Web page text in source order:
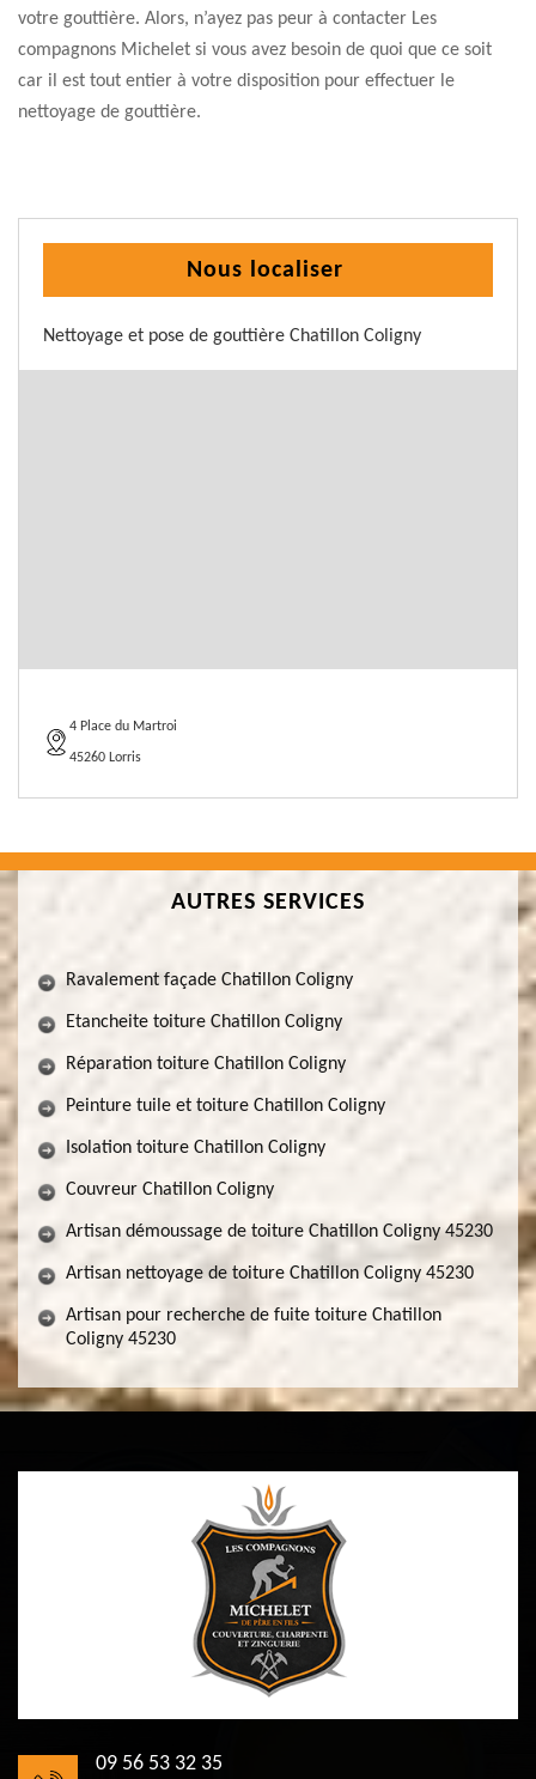
votre gouttière. Alors, n’ayez pas peur à contacter Les
compagnons Michelet si vous avez besoin de quoi que ce soit
car il est tout entier à votre disposition pour effectuer le
nettoyage de gouttière.
Nous localiser
Nettoyage et pose de gouttière Chatillon Coligny
4 Place du Martroi
45260 Lorris
AUTRES SERVICES
Ravalement façade Chatillon Coligny
Etancheite toiture Chatillon Coligny
Réparation toiture Chatillon Coligny
Peinture tuile et toiture Chatillon Coligny
Isolation toiture Chatillon Coligny
Couvreur Chatillon Coligny
Artisan démoussage de toiture Chatillon Coligny 45230
Artisan nettoyage de toiture Chatillon Coligny 45230
Artisan pour recherche de fuite toiture Chatillon
Coligny 45230
09 56 53 32 35